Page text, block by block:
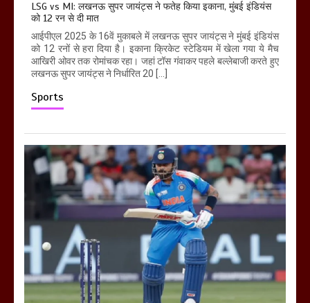
LSG vs MI: लखनऊ सुपर जायंट्स ने फतेह किया इकाना, मुंबई इंडियंस
को 12 रन से दी मात
आईपीएल 2025 के 16वें मुकाबले में लखनऊ सुपर जायंट्स ने मुंबई इंडियंस
को 12 रनों से हरा दिया है। इकाना क्रिकेट स्टेडियम में खेला गया ये मैच
आखिरी ओवर तक रोमांचक रहा। जहां टॉस गंवाकर पहले बल्लेबाजी करते हुए
लखनऊ सुपर जायंट्स ने निर्धारित 20 […]
Sports